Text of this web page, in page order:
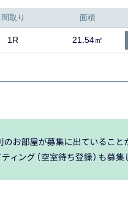
間取り 面積
1R 21.54㎡